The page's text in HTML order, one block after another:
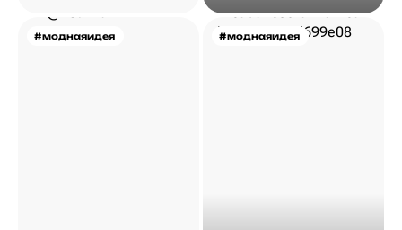
#моднаяидея #моднаяидея